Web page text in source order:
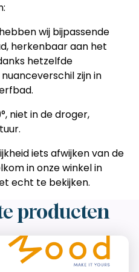
wij bijpassende
herkenbaar aan het
hetzelfde
zijn in
niet in de droger,
iets afwijken van de
in onze winkel in
echt te bekijken.
producten